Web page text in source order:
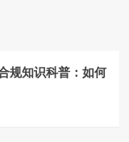
规知识科普：如何